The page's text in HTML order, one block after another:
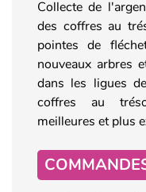
Collecte de
des coffres au
pointes de
nouveaux arbres
dans les ligues
coffres au
meilleures et plus